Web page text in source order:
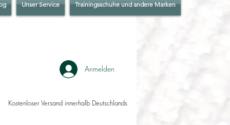
Anmelden
Kostenloser Versand innerhalb Deutschlands
Unser Service Trainingsschuhe und andere Marken